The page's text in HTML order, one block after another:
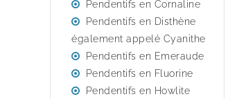
Pendentifs en Cornaline
Pendentifs en Disthène
également appelé Cyanithe
Pendentifs en Emeraude
Pendentifs en Fluorine
Pendentifs en Howlite